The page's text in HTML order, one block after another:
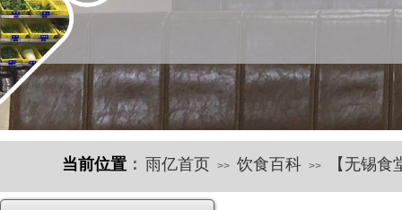
快速导航
当前位置 ： 雨亿首页 >> 饮食百科 >> 【无锡